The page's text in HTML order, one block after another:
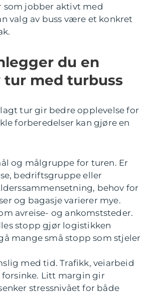
som jobber aktivt med
valg av buss være et konkret
du en
med turbuss
tur gir bedre opplevelse for
forberedelser kan gjøre en
og målgruppe for turen. Er
bedriftsgruppe eller
behov for
og bagasje varierer mye.
avreise- og ankomststeder.
stopp gjør logistikken
mange små stopp som stjeler
med tid. Trafikk, veiarbeid
Litt margin gir
stressnivået for både